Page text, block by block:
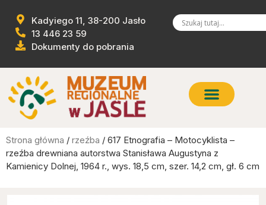
Kadyiego 11, 38-200 Jasło
13 446 23 59
Dokumenty do pobrania
Strona główna / rzeźba / 617 Etnografia – Motocyklista –
rzeźba drewniana autorstwa Stanisława Augustyna z
Kamienicy Dolnej, 1964 r., wys. 18,5 cm, szer. 14,2 cm, gł. 6 cm